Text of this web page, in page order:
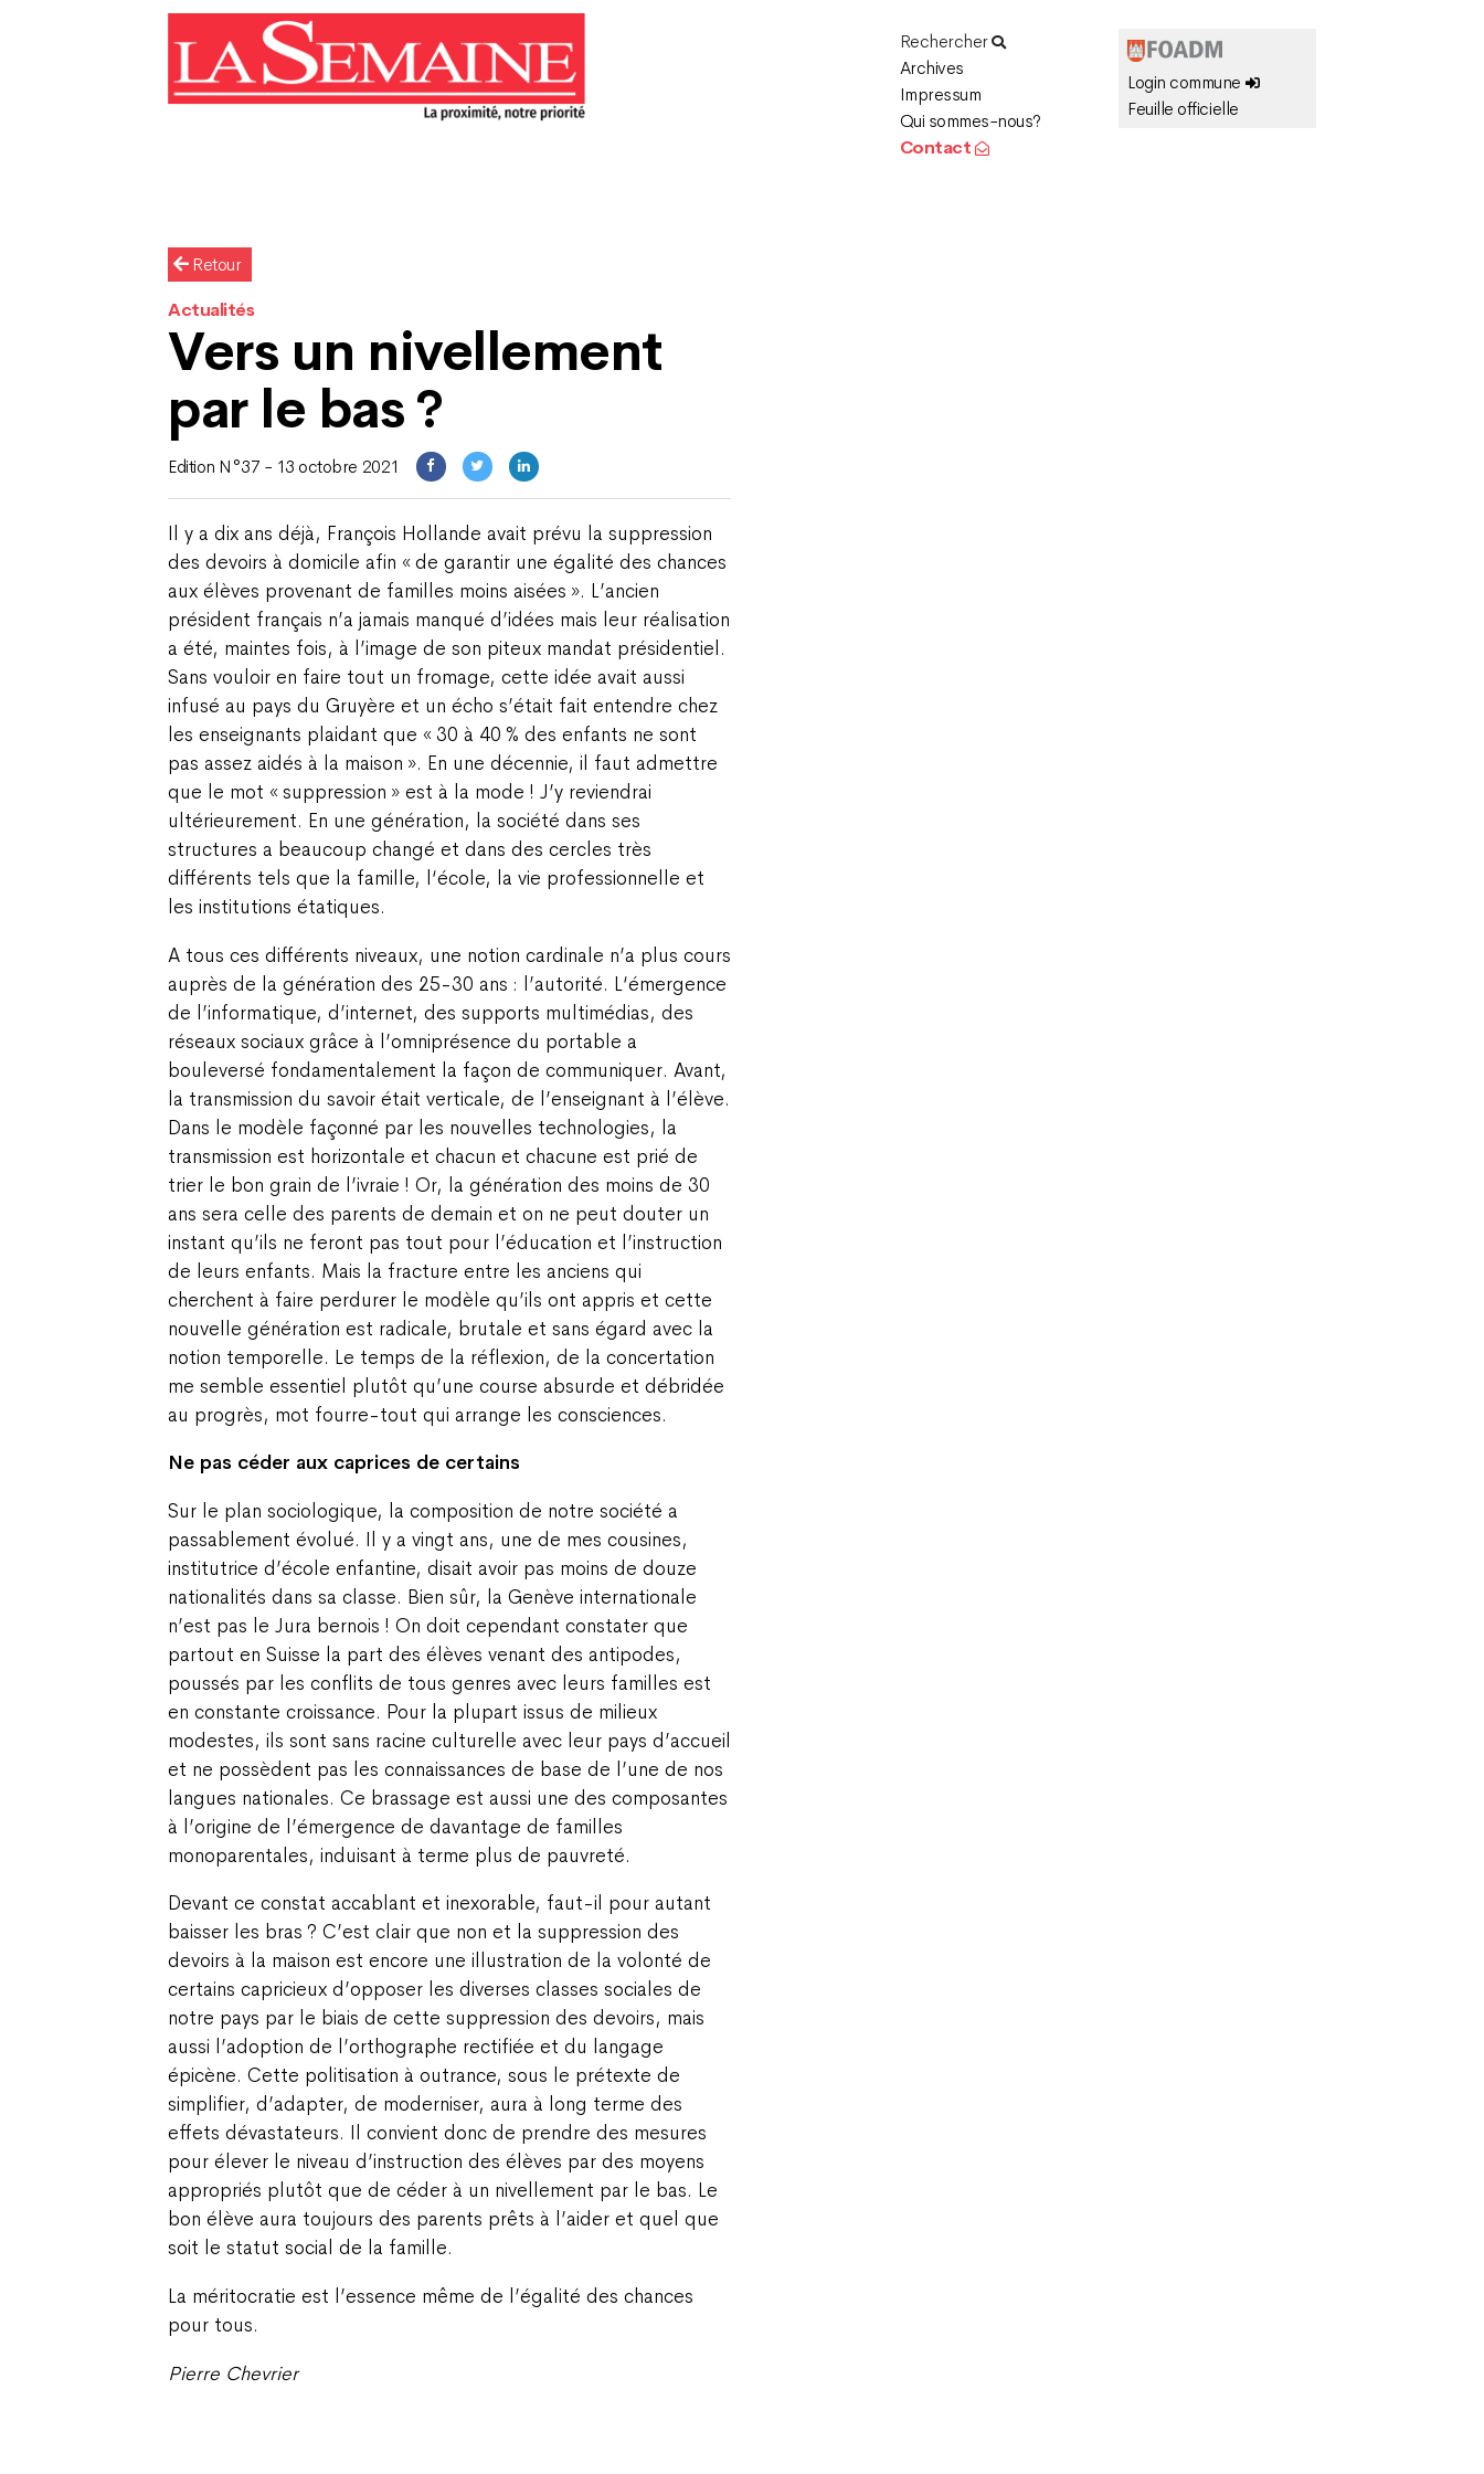
Rechercher
Archives
Impressum
Qui sommes-nous?
Contact
Login commune
Feuille officielle
Retour
Actualités
Vers un nivellement
par le bas ?
Edition N°37 - 13 octobre 2021
Il y a dix ans déjà, François Hollande avait prévu la suppression
des devoirs à domicile afin « de garantir une égalité des chances
aux élèves provenant de familles moins aisées ». L’ancien
président français n’a jamais manqué d’idées mais leur réalisation
a été, maintes fois, à l’image de son piteux mandat présidentiel.
Sans vouloir en faire tout un fromage, cette idée avait aussi
infusé au pays du Gruyère et un écho s’était fait entendre chez
les enseignants plaidant que « 30 à 40 % des enfants ne sont
pas assez aidés à la maison ». En une décennie, il faut admettre
que le mot « suppression » est à la mode ! J’y reviendrai
ultérieurement. En une génération, la société dans ses
structures a beaucoup changé et dans des cercles très
différents tels que la famille, l‘école, la vie professionnelle et
les institutions étatiques.
A tous ces différents niveaux, une notion cardinale n’a plus cours
auprès de la génération des 25-30 ans : l’autorité. L‘émergence
de l’informatique, d’internet, des supports multimédias, des
réseaux sociaux grâce à l’omniprésence du portable a
bouleversé fondamentalement la façon de communiquer. Avant,
la transmission du savoir était verticale, de l’enseignant à l’élève.
Dans le modèle façonné par les nouvelles technologies, la
transmission est horizontale et chacun et chacune est prié de
trier le bon grain de l’ivraie ! Or, la génération des moins de 30
ans sera celle des parents de demain et on ne peut douter un
instant qu’ils ne feront pas tout pour l’éducation et l’instruction
de leurs enfants. Mais la fracture entre les anciens qui
cherchent à faire perdurer le modèle qu’ils ont appris et cette
nouvelle génération est radicale, brutale et sans égard avec la
notion temporelle. Le temps de la réflexion, de la concertation
me semble essentiel plutôt qu’une course absurde et débridée
au progrès, mot fourre-tout qui arrange les consciences.
Ne pas céder aux caprices de certains
Sur le plan sociologique, la composition de notre société a
passablement évolué. Il y a vingt ans, une de mes cousines,
institutrice d’école enfantine, disait avoir pas moins de douze
nationalités dans sa classe. Bien sûr, la Genève internationale
n’est pas le Jura bernois ! On doit cependant constater que
partout en Suisse la part des élèves venant des antipodes,
poussés par les conflits de tous genres avec leurs familles est
en constante croissance. Pour la plupart issus de milieux
modestes, ils sont sans racine culturelle avec leur pays d’accueil
et ne possèdent pas les connaissances de base de l’une de nos
langues nationales. Ce brassage est aussi une des composantes
à l’origine de l’émergence de davantage de familles
monoparentales, induisant à terme plus de pauvreté.
Devant ce constat accablant et inexorable, faut-il pour autant
baisser les bras ? C’est clair que non et la suppression des
devoirs à la maison est encore une illustration de la volonté de
certains capricieux d’opposer les diverses classes sociales de
notre pays par le biais de cette suppression des devoirs, mais
aussi l’adoption de l’orthographe rectifiée et du langage
épicène. Cette politisation à outrance, sous le prétexte de
simplifier, d’adapter, de moderniser, aura à long terme des
effets dévastateurs. Il convient donc de prendre des mesures
pour élever le niveau d’instruction des élèves par des moyens
appropriés plutôt que de céder à un nivellement par le bas. Le
bon élève aura toujours des parents prêts à l’aider et quel que
soit le statut social de la famille.
La méritocratie est l’essence même de l’égalité des chances
pour tous.
Pierre Chevrier